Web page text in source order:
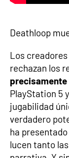
Deathloop
Los
rechazan los
PlayStation 5
jugabilidad
verdadero
ha
lucen tanto